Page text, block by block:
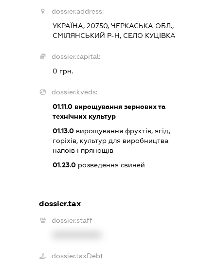
dossier.address:
УКРАЇНА, 20750, ЧЕРКАСЬКА ОБЛ.,
СМІЛЯНСЬКИЙ Р-Н, СЕЛО КУЦІВКА
dossier.capital:
0 грн.
dossier.kveds:
01.11.0вирощування зернових та
технічних культур
01.13.0вирощування фруктів, ягід,
горіхів, культур для виробництва
напоїв і прянощів
01.23.0розведення свиней
dossier.tax
dossier.staff
dossier.taxDebt